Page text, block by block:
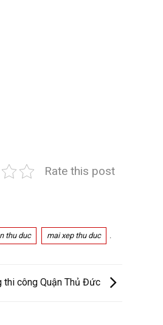
Rate this post
thu duc mai xep thu duc .
thi công Quận Thủ Đức